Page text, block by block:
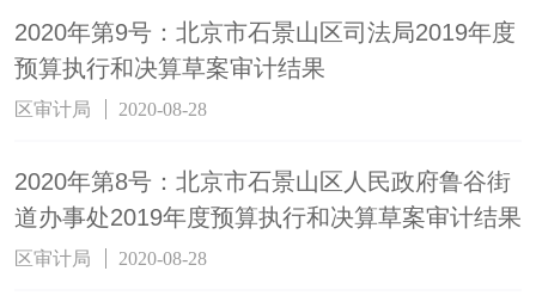
2020年第9号：北京市石景山区司法局2019年度
预算执行和决算草案审计结果
区审计局 2020-08-28
2020年第8号：北京市石景山区人民政府鲁谷街
道办事处2019年度预算执行和决算草案审计结果
区审计局 2020-08-28